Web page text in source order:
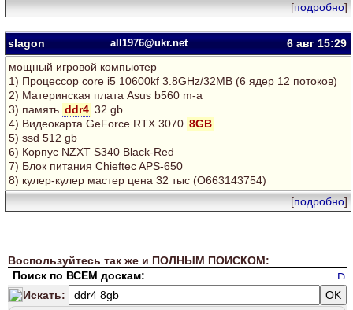
[подробно]
slagon all1976@ukr.net 6 авг15:29
мощный игровой компьютер
1) Процессор core i5 10600kf 3.8GHz/32MB (6 ядер 12 потоков)
2) Материнская плата Asus b560 m-a
3) память ddr4 32 gb
4) Видеокарта GeForce RTX 3070 8GB
5) ssd 512 gb
6) Корпус NZXT S340 Black-Red
7) Блок питания Chieftec APS-650
8) кулер-кулер мастер цена 32 тыс (О663143754)
[подробно]
Воспользуйтесь так же и ПОЛНЫМ ПОИСКОМ:
Поиск по ВСЕМ доскам:
Искать: